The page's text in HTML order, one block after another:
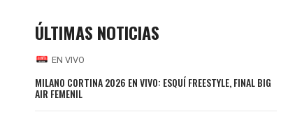
ÚLTIMAS NOTICIAS
EN VIVO
MILANO CORTINA 2026 EN VIVO: ESQUÍ FREESTYLE, FINAL BIG
AIR FEMENIL